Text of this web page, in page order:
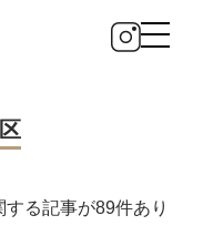
る記事が89件あり